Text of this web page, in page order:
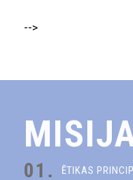
-->
01.
ĒTIKAS